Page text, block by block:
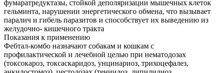
фумаратредуктазы, стойкой деполяризации мышечных клеток
гельминта, нарушении энергетического обмена, что вызывает
паралич и гибель паразитов и способствует их выведению из
желудочно- кишечного тракта
Показания к применению
Фебтал-комбо назначают собакам и кошкам с
профилактической и лечебной целью при нематодозах
(токсокароз, токсаскаридоз, унцинариоз, трихоцефалез,